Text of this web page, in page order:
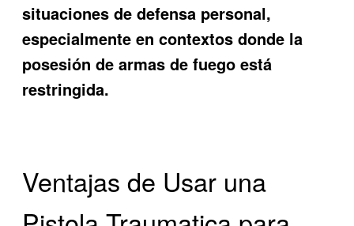
situaciones de defensa personal,
especialmente en contextos donde la
posesión de armas de fuego está
restringida.
Ventajas de Usar una